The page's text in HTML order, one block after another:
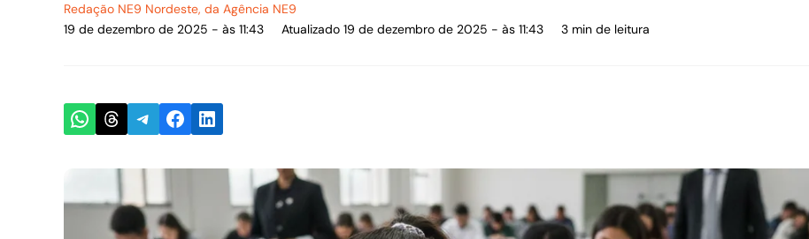
Redação NE9 Nordeste, da Agência NE9
19 de dezembro de 2025 - às 11:43
Atualizado 19 de dezembro de 2025 - às 11:43 3 min de leitura
Share on WhatsApp
Share on Threads
Share on Telegram
Share on Facebook
Share on LinkedIn